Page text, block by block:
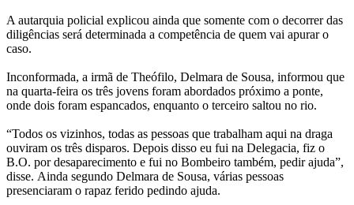
A autarquia policial explicou ainda que somente com o decorrer das
diligências será determinada a competência de quem vai apurar o
caso.
Inconformada, a irmã de Theófilo, Delmara de Sousa, informou que
na quarta-feira os três jovens foram abordados próximo a ponte,
onde dois foram espancados, enquanto o terceiro saltou no rio.
“Todos os vizinhos, todas as pessoas que trabalham aqui na draga
ouviram os três disparos. Depois disso eu fui na Delegacia, fiz o
B.O. por desaparecimento e fui no Bombeiro também, pedir ajuda”,
disse. Ainda segundo Delmara de Sousa, várias pessoas
presenciaram o rapaz ferido pedindo ajuda.